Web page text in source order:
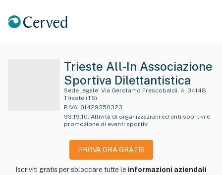
Trieste All-In Associazione
Sportiva Dilettantistica
Sede legale:
Trieste (TS)
P.IVA: 01429350323
93.19.10: Attività di organizzazioni ed enti sportivi e
promozione di eventi sportivi
PROVA ORA GRATIS
Iscriviti gratis per sbloccare tutte le informazioni aziendali